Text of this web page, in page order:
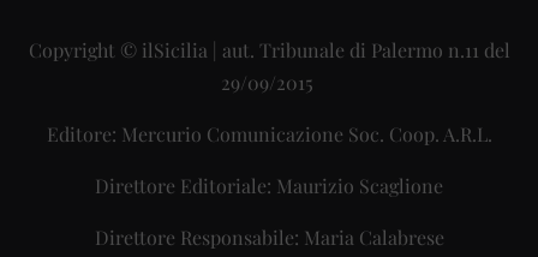
Copyright © ilSicilia | aut. Tribunale di Palermo n.11 del
29/09/2015
Editore: Mercurio Comunicazione Soc. Coop. A.R.L.
Direttore Editoriale: Maurizio Scaglione
Direttore Responsabile: Maria Calabrese